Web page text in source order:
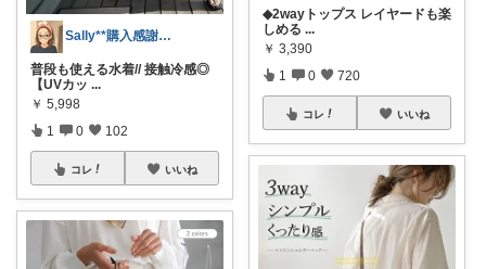
Sally**購入感謝です☺︎!
普段も使える水着// 接触冷感◎
【UVカッ ...
￥ 5,998
1 0 102
コレ いいね
◆2wayトップス レイヤードも楽
しめる ...
￥ 3,390
1 0 720
コレ いいね